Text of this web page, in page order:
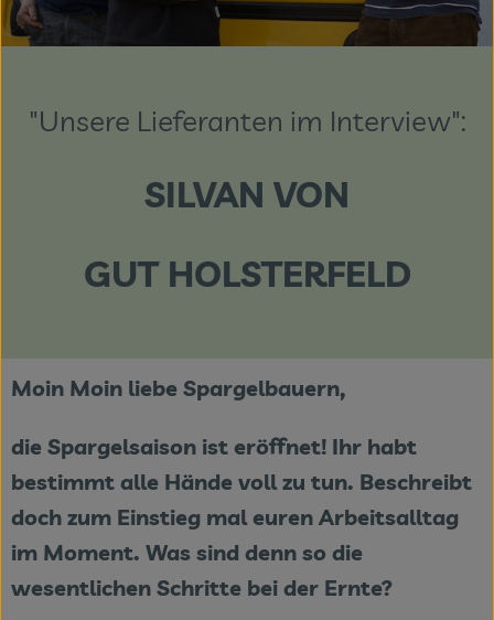
Themenwelten
Frischetheke
Naturdrogerie
Getränke
Über uns
Service
Firmenkunden
Blog
"Unsere Lieferanten im Interview":
SILVAN VON
GUT HOLSTERFELD
Moin Moin liebe Spargelbauern,
die Spargelsaison ist eröffnet! Ihr habt
bestimmt alle Hände voll zu tun. Beschreibt
doch zum Einstieg mal euren Arbeitsalltag
im Moment. Was sind denn so die
wesentlichen Schritte bei der Ernte?